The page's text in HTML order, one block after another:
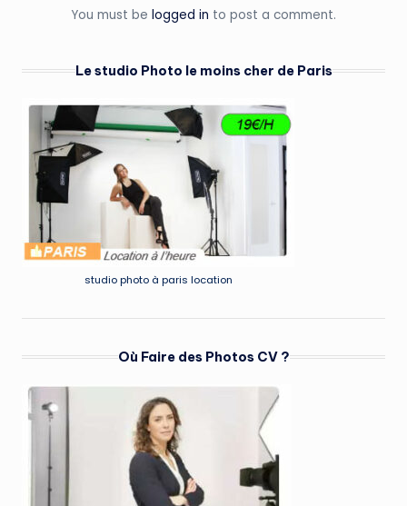
You must be logged in to post a comment.
Le studio Photo le moins cher de Paris
studio photo à paris location
Où Faire des Photos CV ?